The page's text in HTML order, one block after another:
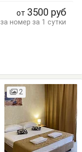
от 3500 руб
за номер за 1 сутки
2